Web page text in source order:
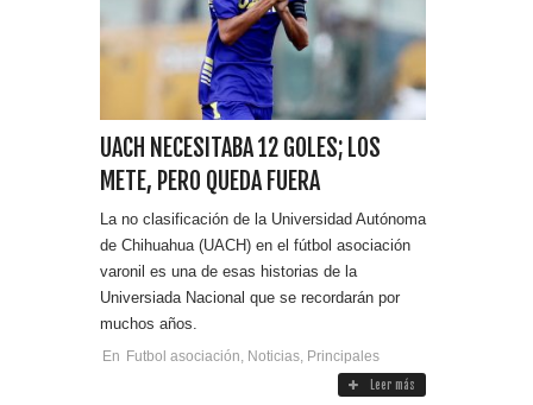
UACH NECESITABA 12 GOLES; LOS
METE, PERO QUEDA FUERA
La no clasificación de la Universidad Autónoma
de Chihuahua (UACH) en el fútbol asociación
varonil es una de esas historias de la
Universiada Nacional que se recordarán por
muchos años.
En Futbol asociación Noticias Principales
Leer más